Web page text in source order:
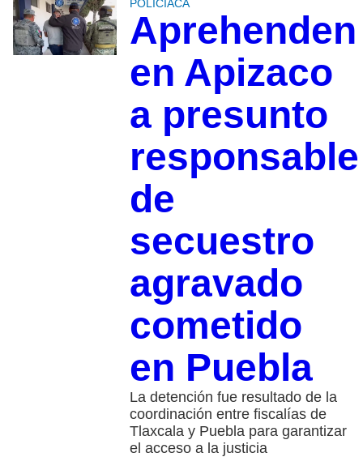
POLICIACA
Aprehenden
en Apizaco
a presunto
responsable
de
secuestro
agravado
cometido
en Puebla
La detención fue resultado de la
coordinación entre fiscalías de
Tlaxcala y Puebla para garantizar
el acceso a la justicia